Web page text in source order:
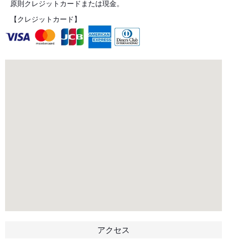
原則クレジットカードまたは現金。
【クレジットカード】
アクセス